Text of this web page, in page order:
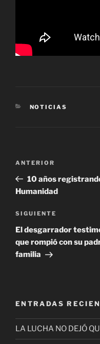
CATEGORÍAS
NOTICIAS
entradas
Entrada
anterior
ANTERIOR
10 años
Humanidad
Siguiente
entrada
SIGUIENTE
El desgarrador
que rompió con su
familia
ENTRADAS
LA LUCHA NO DEJÓ